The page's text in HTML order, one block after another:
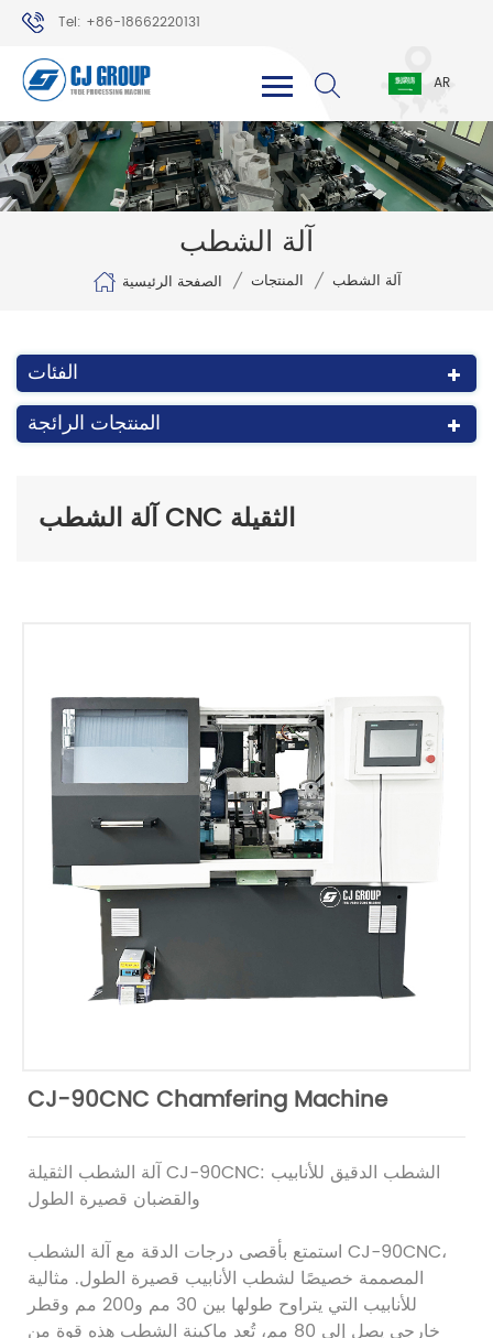
Tel: +86-18662220131
WhatsApp: +86-18662220131
AR
آلة الشطب
الصفحة الرئيسية / المنتجات / آلة الشطب
الفئات
المنتجات الرائجة
آلة الشطب CNC الثقيلة
CJ-90CNC Chamfering Machine
آلة الشطب الثقيلة CJ-90CNC: الشطب الدقيق للأنابيب
والقضبان قصيرة الطول
استمتع بأقصى درجات الدقة مع آلة الشطب CJ-90CNC،
المصممة خصيصًا لشطب الأنابيب قصيرة الطول. مثالية
للأنابيب التي يتراوح طولها بين 30 مم و200 مم وقطر
خارجي يصل إلى 80 مم، تُعد ماكينة الشطب هذه قوة من